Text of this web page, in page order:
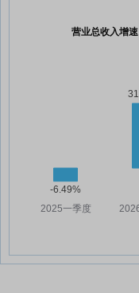
营业总收入增速